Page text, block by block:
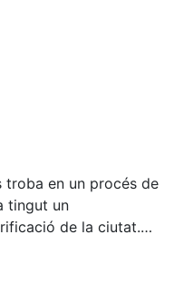
troba en un procés de
tingut un
de la ciutat.
de la
amb el